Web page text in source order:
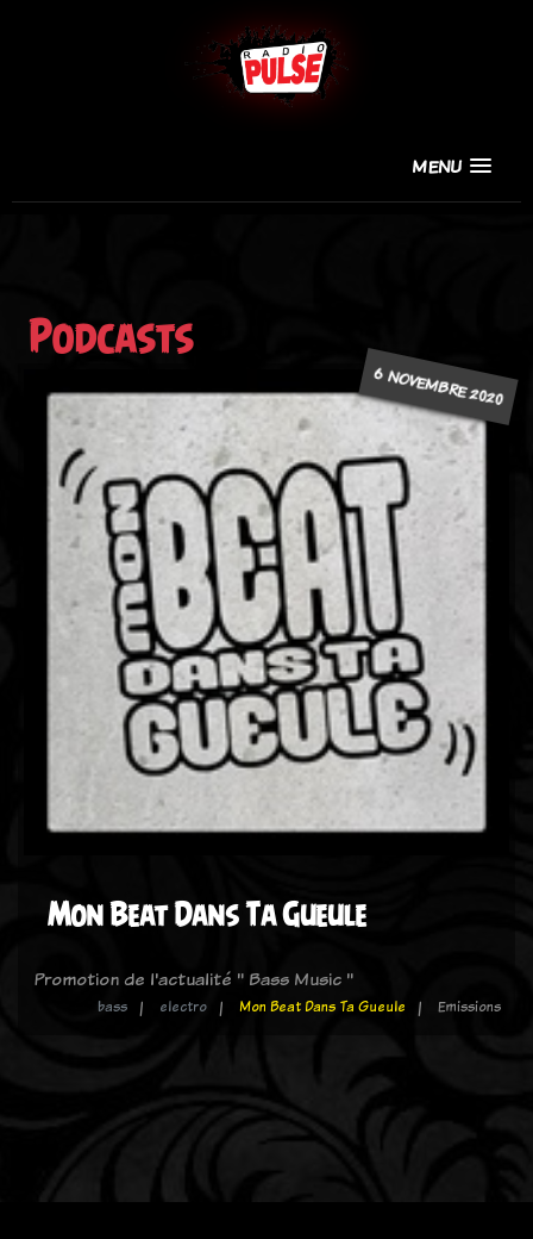
MENU
Podcasts
6 NOVEMBRE 2020
Mon Beat Dans Ta Gueule
Promotion de l'actualité " Bass Music "
bass electro Mon Beat Dans Ta Gueule Emissions